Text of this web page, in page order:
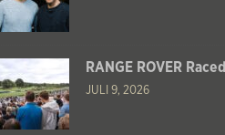
RANGE ROVER
JULI 9, 2026